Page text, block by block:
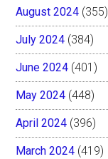
August 2024 (355)
July 2024 (384)
June 2024 (401)
May 2024 (448)
April 2024 (396)
March 2024 (419)